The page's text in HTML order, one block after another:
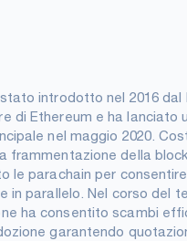
introdotto nel 2016 dal
di Ethereum e ha lanciato
nel maggio 2020.
frammentazione della
le parachain per
in parallelo. Nel corso del
ha consentito scambi
garantendo